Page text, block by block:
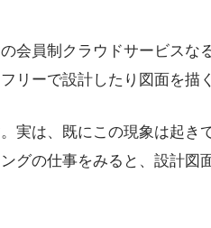
会員制クラウドサービスな
リーで設計したり図面を描く
実は、既にこの現象は起き
グの仕事をみると、設計